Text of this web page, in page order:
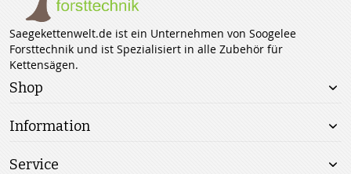
Saegekettenwelt.de ist ein Unternehmen von Soogelee
Forsttechnik und ist Spezialisiert in alle Zubehör für
Kettensägen.
Shop
Information
Service